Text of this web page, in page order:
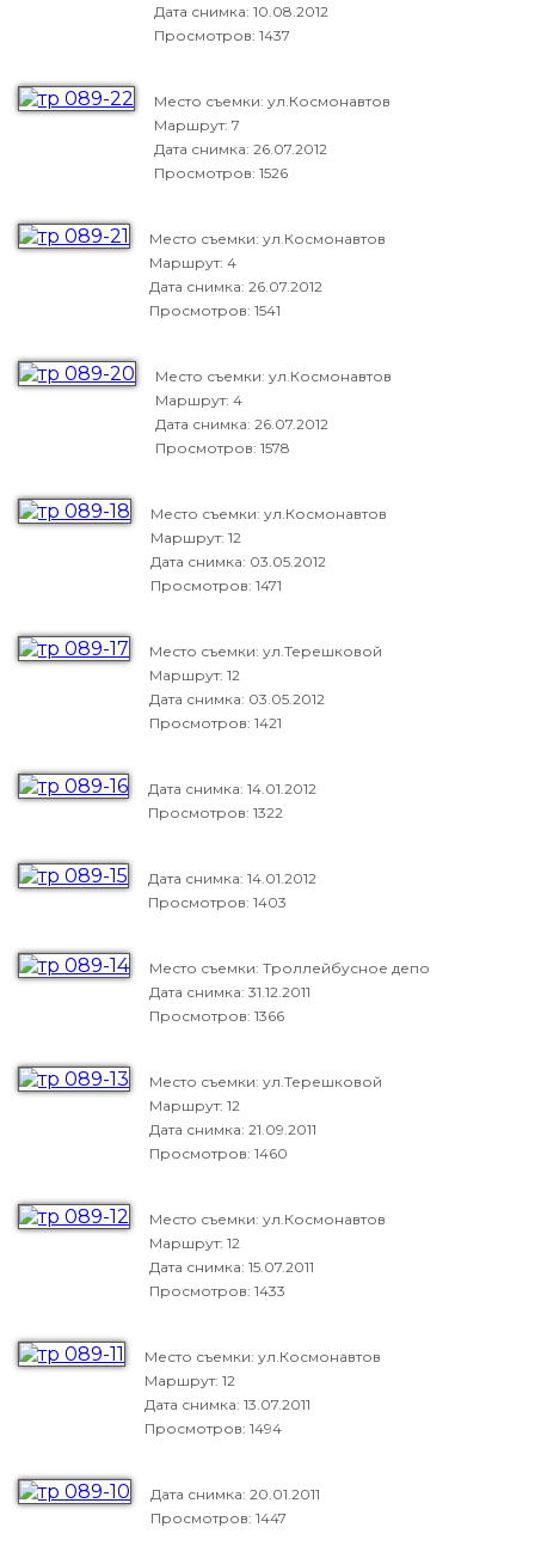
Дата снимка: 10.08.2012
Просмотров: 1437
Место съемки: ул.Космонавтов
Маршрут: 7
Дата снимка: 26.07.2012
Просмотров: 1526
Место съемки: ул.Космонавтов
Маршрут: 4
Дата снимка: 26.07.2012
Просмотров: 1541
Место съемки: ул.Космонавтов
Маршрут: 4
Дата снимка: 26.07.2012
Просмотров: 1578
Место съемки: ул.Космонавтов
Маршрут: 12
Дата снимка: 03.05.2012
Просмотров: 1471
Место съемки: ул.Терешковой
Маршрут: 12
Дата снимка: 03.05.2012
Просмотров: 1421
Дата снимка: 14.01.2012
Просмотров: 1322
Дата снимка: 14.01.2012
Просмотров: 1403
Место съемки: Троллейбусное депо
Дата снимка: 31.12.2011
Просмотров: 1366
Место съемки: ул.Терешковой
Маршрут: 12
Дата снимка: 21.09.2011
Просмотров: 1460
Место съемки: ул.Космонавтов
Маршрут: 12
Дата снимка: 15.07.2011
Просмотров: 1433
Место съемки: ул.Космонавтов
Маршрут: 12
Дата снимка: 13.07.2011
Просмотров: 1494
Дата снимка: 20.01.2011
Просмотров: 1447